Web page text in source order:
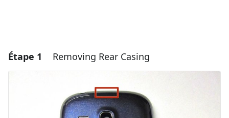
Étape 1 Removing Rear Casing